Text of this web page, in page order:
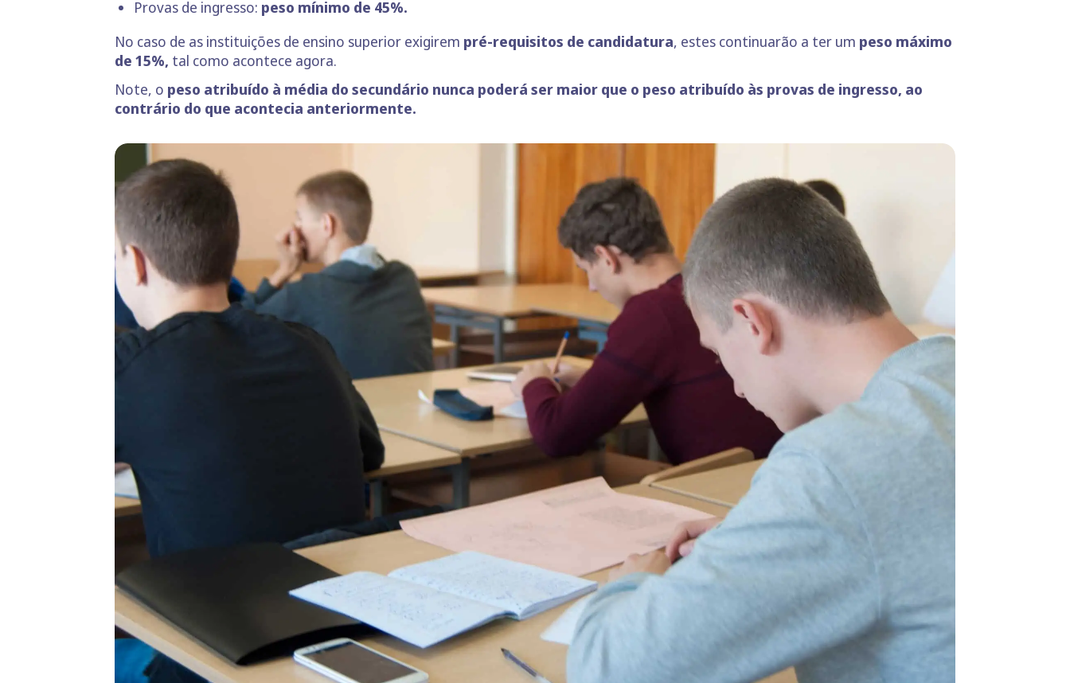
Provas de ingresso: peso mínimo de 45%.
No caso de as instituições de ensino superior exigirem pré-requisitos de candidatura, estes continuarão a ter um peso máximo
de 15%, tal como acontece agora.
Note, o peso atribuído à média do secundário nunca poderá ser maior que o peso atribuído às provas de ingresso, ao
contrário do que acontecia anteriormente.